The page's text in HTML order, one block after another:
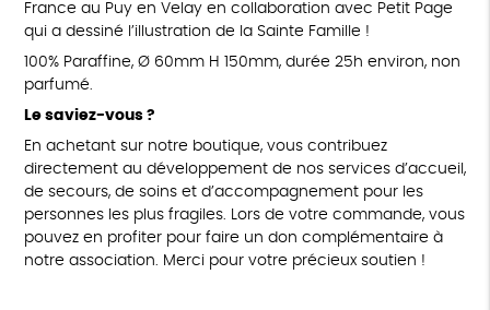
France au Puy en Velay en collaboration avec Petit Page
qui a dessiné l’illustration de la Sainte Famille !
100% Paraffine, Ø 60mm H 150mm, durée 25h environ, non
parfumé.
Le saviez-vous ?
En achetant sur notre boutique, vous contribuez
directement au développement de nos services d’accueil,
de secours, de soins et d’accompagnement pour les
personnes les plus fragiles. Lors de votre commande, vous
pouvez en profiter pour faire un don complémentaire à
notre association. Merci pour votre précieux soutien !